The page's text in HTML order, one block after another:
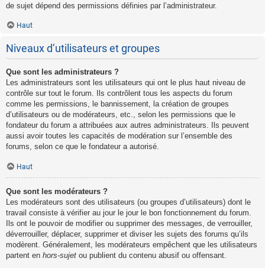
de sujet dépend des permissions définies par l’administrateur.
Haut
Niveaux d’utilisateurs et groupes
Que sont les administrateurs ?
Les administrateurs sont les utilisateurs qui ont le plus haut niveau de
contrôle sur tout le forum. Ils contrôlent tous les aspects du forum
comme les permissions, le bannissement, la création de groupes
d’utilisateurs ou de modérateurs, etc., selon les permissions que le
fondateur du forum a attribuées aux autres administrateurs. Ils peuvent
aussi avoir toutes les capacités de modération sur l’ensemble des
forums, selon ce que le fondateur a autorisé.
Haut
Que sont les modérateurs ?
Les modérateurs sont des utilisateurs (ou groupes d’utilisateurs) dont le
travail consiste à vérifier au jour le jour le bon fonctionnement du forum.
Ils ont le pouvoir de modifier ou supprimer des messages, de verrouiller,
déverrouiller, déplacer, supprimer et diviser les sujets des forums qu’ils
modèrent. Généralement, les modérateurs empêchent que les utilisateurs
partent en hors-sujet ou publient du contenu abusif ou offensant.